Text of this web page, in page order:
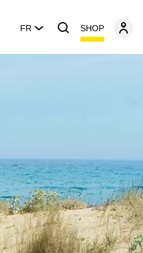
FR SHOP